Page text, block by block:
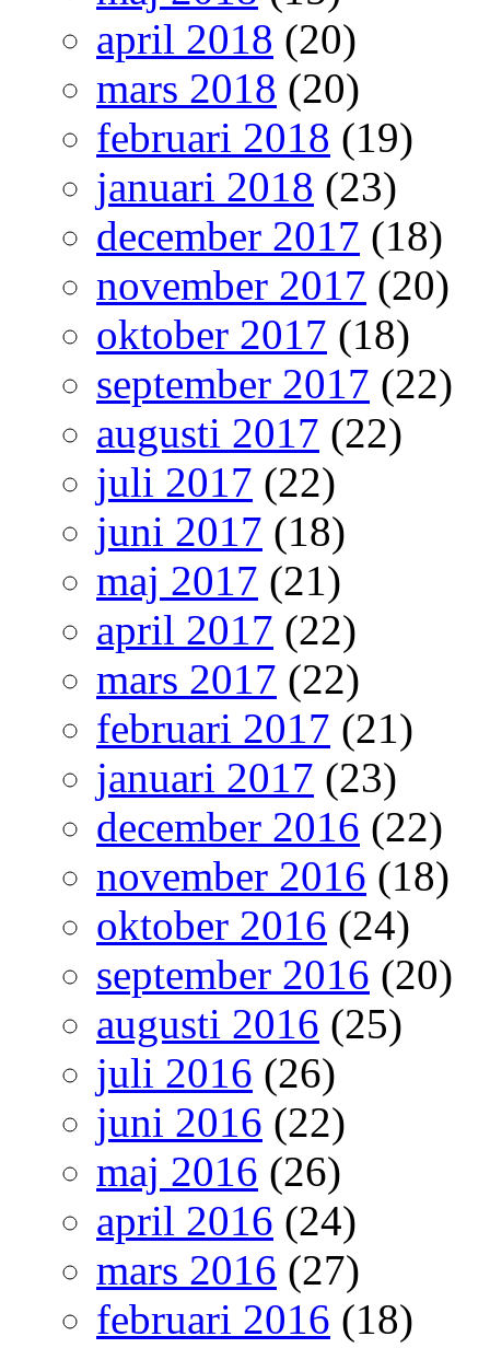
april 2018 (20)
mars 2018 (20)
februari 2018 (19)
januari 2018 (23)
december 2017 (18)
november 2017 (20)
oktober 2017 (18)
september 2017 (22)
augusti 2017 (22)
juli 2017 (22)
juni 2017 (18)
maj 2017 (21)
april 2017 (22)
mars 2017 (22)
februari 2017 (21)
januari 2017 (23)
december 2016 (22)
november 2016 (18)
oktober 2016 (24)
september 2016 (20)
augusti 2016 (25)
juli 2016 (26)
juni 2016 (22)
maj 2016 (26)
april 2016 (24)
mars 2016 (27)
februari 2016 (18)